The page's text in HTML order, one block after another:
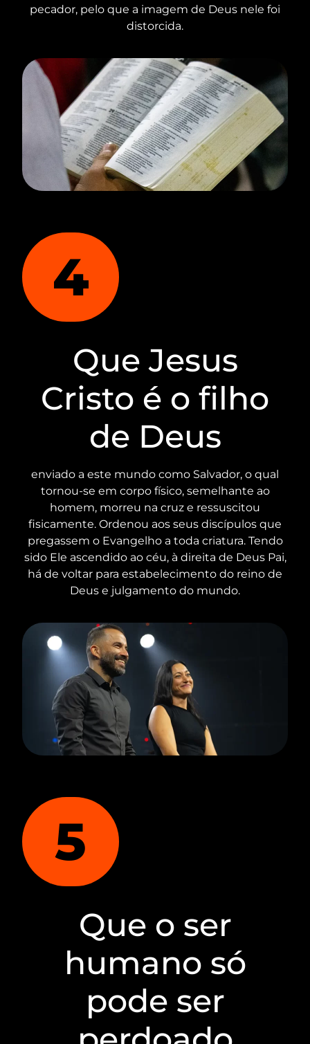
pecador, pelo que a imagem de Deus nele foi
distorcida.
4
Que Jesus
Cristo é o filho
de Deus
enviado a este mundo como Salvador, o qual
tornou-se em corpo físico, semelhante ao
homem, morreu na cruz e ressuscitou
fisicamente. Ordenou aos seus discípulos que
pregassem o Evangelho a toda criatura. Tendo
sido Ele ascendido ao céu, à direita de Deus Pai,
há de voltar para estabelecimento do reino de
Deus e julgamento do mundo.
5
Que o ser
humano só
pode ser